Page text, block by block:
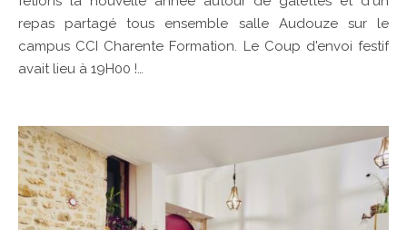
repas partagé tous ensemble salle Audouze sur le
campus CCI Charente Formation. Le Coup d'envoi festif
avait lieu à 19H00 !…